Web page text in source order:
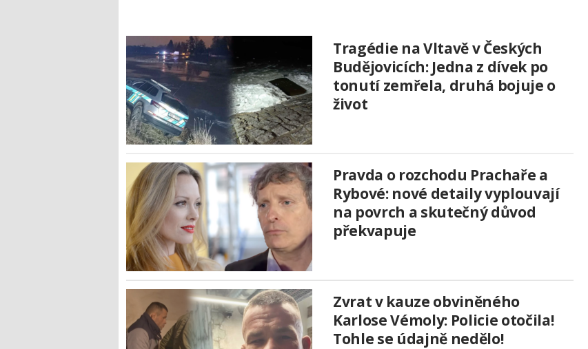
Tragédie na Vltavě v Českých
Budějovicích: Jedna z dívek po
tonutí zemřela, druhá bojuje o
život
Pravda o rozchodu Prachaře a
Rybové: nové detaily vyplouvají
na povrch a skutečný důvod
překvapuje
Zvrat v kauze obviněného
Karlose Vémoly: Policie otočila!
Tohle se údajně nedělo!